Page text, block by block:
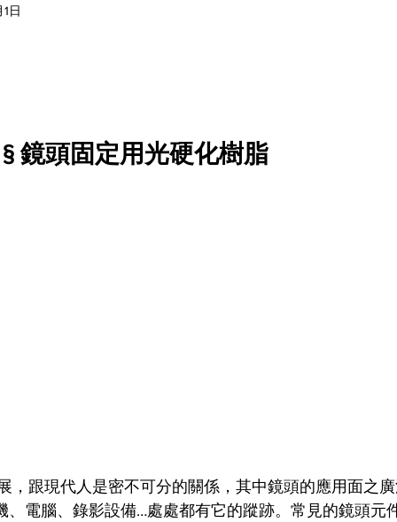
日
鏡頭固定用光硬化樹脂
，跟現代人是密不可分的關係，其中鏡頭的應用面之
、電腦、錄影設備…處處都有它的蹤跡。常見的鏡頭元